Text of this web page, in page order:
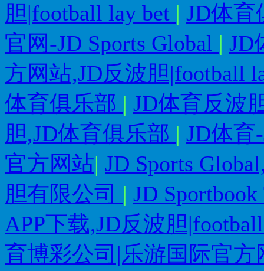
胆|football lay bet | JD体育
官网-JD Sports Global | JD
方网站,JD反波胆|football
体育俱乐部 | JD体育反波
胆,JD体育俱乐部 | JD体育
官方网站| JD Sports
胆有限公司 | JD
APP下载,JD反波胆
育博彩公司|乐游国际官